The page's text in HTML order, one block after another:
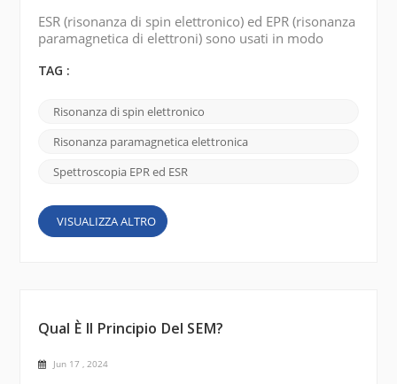
ESR (risonanza di spin elettronico) ed EPR (risonanza
paramagnetica di elettroni) sono usati in modo
spettroscopica. Il motivo dei due diversi nomi può
e ad alcune delle storie interessanti che lo
circondano. Originariamente la tecnica era
chiamata ESR, o risonanza dello spin elettronico . È
TAG :
Risonanza di spin elettronico
Risonanza paramagnetica elettronica
Spettroscopia EPR ed ESR
VISUALIZZA ALTRO
Qual È Il Principio Del SEM?
Jun 17 , 2024